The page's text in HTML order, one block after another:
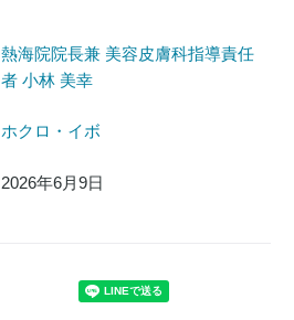
熱海院院長兼 美容皮膚科指導責任
者 小林 美幸
ホクロ・イボ
2026年6月9日